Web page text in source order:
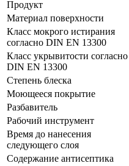
Продукт
Материал поверхности
Класс мокрого истирания
согласно DIN EN 13300
Класс укрывитости согласно
DIN EN 13300
Степень блеска
Моющееся покрытие
Разбавитель
Рабочий инструмент
Время до нанесения
следующего слоя
Содержание антисептика